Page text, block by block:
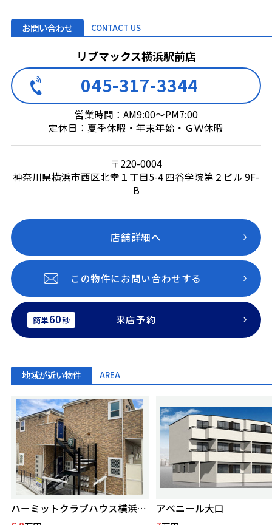
お問い合わせ CONTACT US
リブマックス横浜駅前店
045-317-3344
営業時間：AM9:00～PM7:00
定休日：夏季休暇・年末年始・ＧＷ休暇
〒220-0004
神奈川県横浜市西区北幸１丁目5-4 四谷学院第２ビル 9F-
B
店舗詳細へ
この物件にお問い合わせする
簡単60秒 来店予約
地域が近い物件 AREA
ハーミットクラブハウス横浜松ヶ丘
アベニール大口